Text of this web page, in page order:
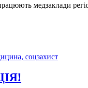
медзаклади
соцзахист